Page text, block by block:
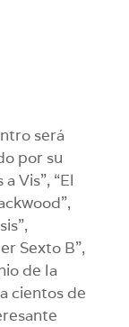
será
por su
Vis”, “El
Sexto B”,
de la
cientos de